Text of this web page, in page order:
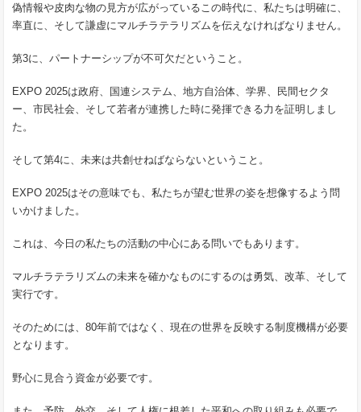
偽情報や皮肉な物の見方が広がっているこの時代に、私たちは明確に、
率直に、そして謙虚にマルチラテラリズムを伝えなければなりません。
第3に、パートナーシップが不可欠だということ。
EXPO 2025は政府、国連システム、地方自治体、学界、民間セクタ
ー、市民社会、そして若者が連携した時に発揮できる力を証明しまし
た。
そして第4に、未来は共創せねばならないということ。
EXPO 2025はその意味でも、私たちが望む世界の姿を想像するよう問
いかけました。
これは、今日の私たちの活動の中心にある問いでもあります。
マルチラテラリズムの未来を確かなものにするのは勇気、改革、そして
実行です。
そのためには、80年前ではなく、現在の世界を反映する制度機構が必要
となります。
野心に見合う資金が必要です。